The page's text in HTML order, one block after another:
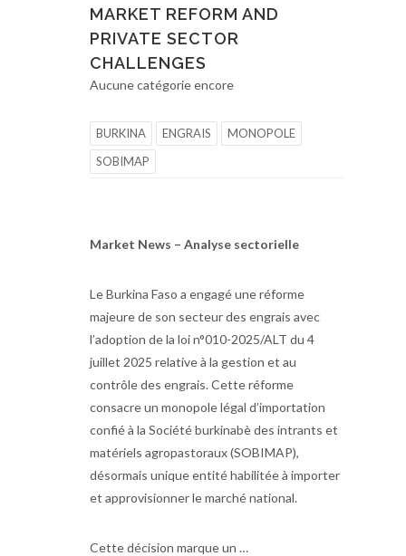
MARKET REFORM AND
PRIVATE SECTOR
CHALLENGES
Aucune catégorie encore
BURKINA ENGRAIS
MONOPOLE
SOBIMAP
Market News – Analyse sectorielle
Le Burkina Faso a engagé une réforme
majeure de son secteur des engrais avec
l’adoption de la loi n°010-2025/ALT du 4
juillet 2025 relative à la gestion et au
contrôle des engrais. Cette réforme
consacre un monopole légal d’importation
confié à la Société burkinabè des intrants et
matériels agropastoraux (SOBIMAP),
désormais unique entité habilitée à importer
et approvisionner le marché national.
Cette décision marque un …